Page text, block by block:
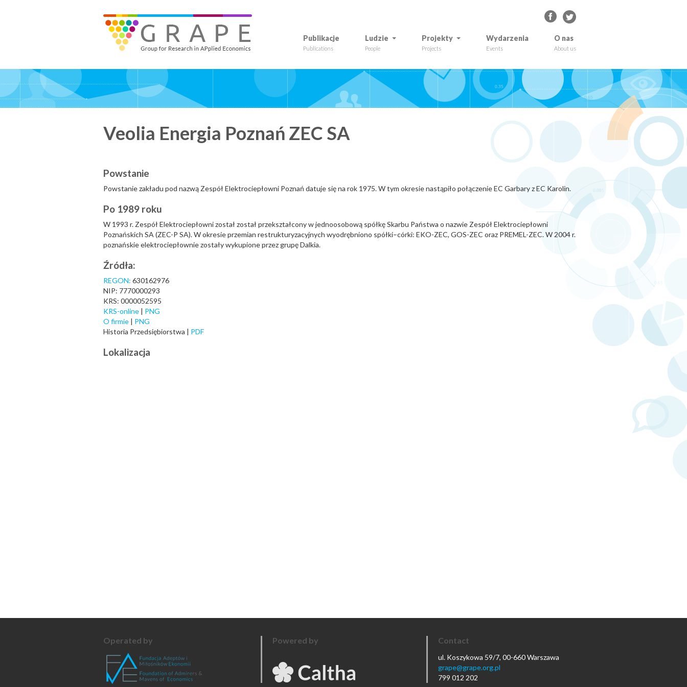
GRAPE - Group for Research in APplied Economics
Publikacje
Publications
Ludzie
People
Projekty
Projects
Wydarzenia
Events
O nas
About us
Veolia Energia Poznań ZEC SA
Powstanie
Powstanie zakładu pod nazwą Zespół Elektrociepłowni Poznań datuje się na rok 1975. W tym okresie nastąpiło połączenie EC Garbary z EC Karolin.
Po 1989 roku
W 1993 r. Zespół Elektrociepłowni został został przekształcony w jednoosobową spółkę Skarbu Państwa o nazwie Zespół Elektrociepłowni
Poznańskich SA (ZEC-P SA). W okresie przemian restrukturyzacyjnych wyodrębniono spółki–córki: EKO-ZEC, GOS-ZEC oraz PREMEL-ZEC. W 2004 r.
poznańskie elektrociepłownie zostały wykupione przez grupę Dalkia.
Źródła:
REGON: 630162976
NIP: 7770000293
KRS: 0000052595
KRS-online | PNG
O firmie | PNG
Historia Przedsiębiorstwa | PDF
Lokalizacja
Operated by Powered by Contact
ul. Koszykowa 59/7, 00-660 Warszawa
grape@grape.org.pl
799 012 202